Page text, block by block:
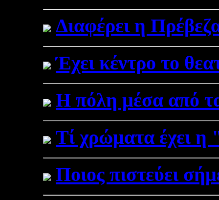
Διαφέρει η
Έχει κέντρο το
Η πόλη μέσα από
Τί χρώματα έχει
Ποιος πιστεύει